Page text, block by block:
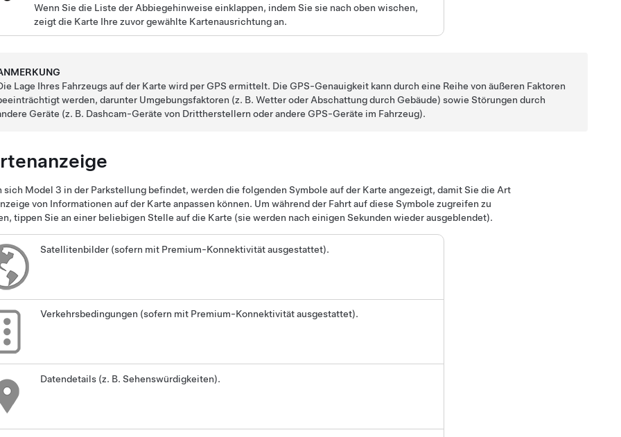
Wenn Sie die Liste der Abbiegehinweise einklappen, indem Sie sie nach oben wischen,
zeigt die Karte Ihre zuvor gewählte Kartenausrichtung an.
Lage Ihres Fahrzeugs auf der Karte wird per GPS ermittelt. Die GPS-Genauigkeit kann durch eine Reihe von äußeren Faktoren
werden, darunter Umgebungsfaktoren (z. B. Wetter oder Abschattung durch Gebäude) sowie Störungen durch
Geräte (z. B. Dashcam-Geräte von Drittherstellern oder andere GPS-Geräte im Fahrzeug).
sich Model 3 in der Parkstellung befindet, werden die folgenden Symbole auf der Karte angezeigt, damit Sie die Art
von Informationen auf der Karte anpassen können. Um während der Fahrt auf diese Symbole zugreifen zu
tippen Sie an einer beliebigen Stelle auf die Karte (sie werden nach einigen Sekunden wieder ausgeblendet).
Satellitenbilder (sofern mit Premium-Konnektivität ausgestattet).
Verkehrsbedingungen (sofern mit Premium-Konnektivität ausgestattet).
Datendetails (z. B. Sehenswürdigkeiten).